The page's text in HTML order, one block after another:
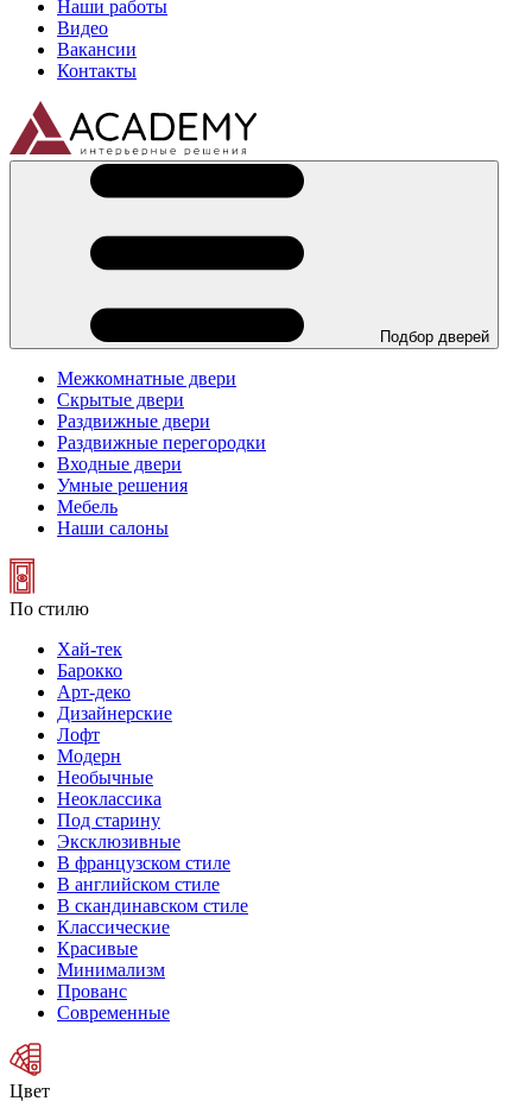
Наши работы
Видео
Вакансии
Контакты
Подбор дверей
Межкомнатные двери
Скрытые двери
Раздвижные двери
Раздвижные перегородки
Входные двери
Умные решения
Мебель
Наши салоны
По стилю
Хай-тек
Барокко
Арт-деко
Дизайнерские
Лофт
Модерн
Необычные
Неоклассика
Под старину
Эксклюзивные
В французском стиле
В английском стиле
В скандинавском стиле
Классические
Красивые
Минимализм
Прованс
Современные
Цвет